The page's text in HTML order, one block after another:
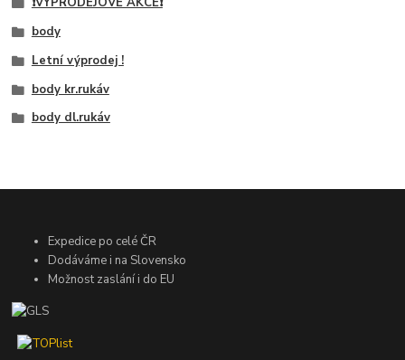
body
Letní výprodej !
body kr.rukáv
body dl.rukáv
Expedice po celé ČR
Dodáváme i na Slovensko
Možnost zaslání i do EU